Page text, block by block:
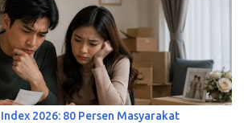
2026: 80 Persen Masyarakat